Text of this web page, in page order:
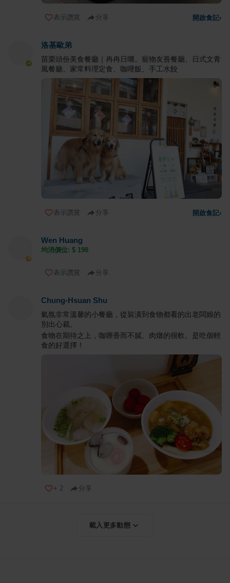
表示讚賞 分享 開啟食記›
洛基歐弟
苗栗頭份美食餐廳｜冉冉日嚐。寵物友善餐廳、日式文青
風餐廳、家常料理定食、咖哩飯、手工水餃
表示讚賞 分享 開啟食記›
Wen Huang
均消價位: $ 198
表示讚賞 分享
Chung-Hsuan Shu
氣氛非常溫馨的小餐廳，從裝潢到食物都看的出老闆娘的
別出心裁。
食物在期待之上，咖喱香而不膩、肉燉的很軟。是吃個輕
食的好選擇！
+ 2 分享
載入更多動態